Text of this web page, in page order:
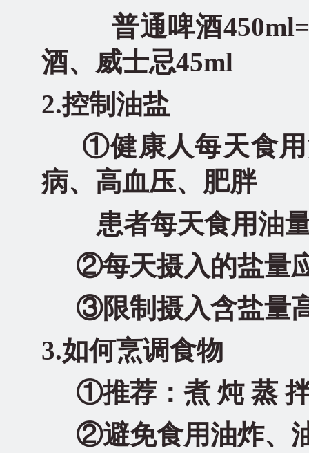
普通啤酒450ml=
酒、威士忌45ml
2.控制油盐
①健康人每天食用
病、高血压、肥胖
患者每天食用油量
②每天摄入的盐量
③限制摄入含盐量
3.如何烹调食物
①推荐：煮 炖 蒸
②避免食用油炸、